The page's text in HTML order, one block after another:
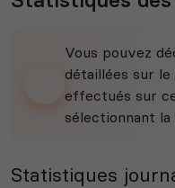
Vous pouvez
détaillées sur
effectués sur
sélectionnant
Statistiques